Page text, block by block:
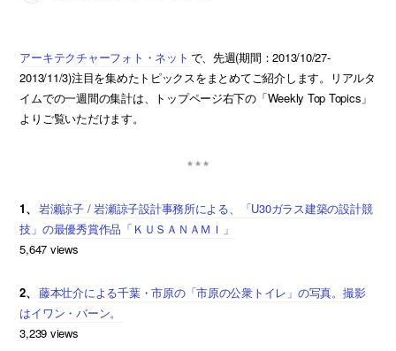
アーキテクチャーフォト・ネット で、先週(期間：2013/10/27-
2013/11/3)注目を集めたトピックスをまとめてご紹介します。リアルタ
イムでの一週間の集計は、トップページ右下の「Weekly Top Topics」
よりご覧いただけます。
1、 岩瀬諒子 / 岩瀬諒子設計事務所による、「U30ガラス建築の設計競
技」の最優秀賞作品「ＫＵＳＡＮＡＭＩ」
5,647 views
2、 藤本壮介による千葉・市原の「市原の公衆トイレ」の写真。撮影
はイワン・バーン。
3,239 views